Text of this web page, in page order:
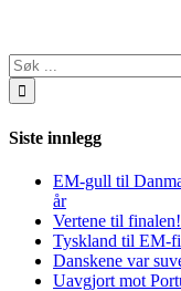
Søk
…
Siste innlegg
EM-gull til
år
Vertene til finalen!
Tyskland til EM-
Danskene var
Uavgjort mot